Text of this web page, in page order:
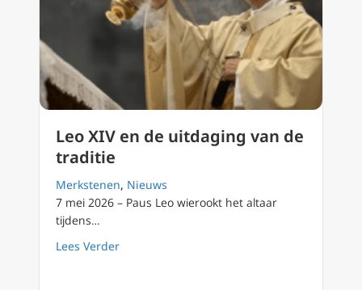
Leo XIV en de uitdaging van de
traditie
Merkstenen, Nieuws
7 mei 2026 – Paus Leo wierookt het altaar
tijdens…
Lees Verderabout Leo XIV en de uitdaging van de